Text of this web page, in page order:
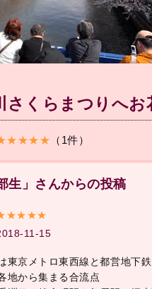
さくらまつりへお
（1件）
生」さんからの投稿
11-15
東京メトロ東西線と都営地下
地から集まる合流点